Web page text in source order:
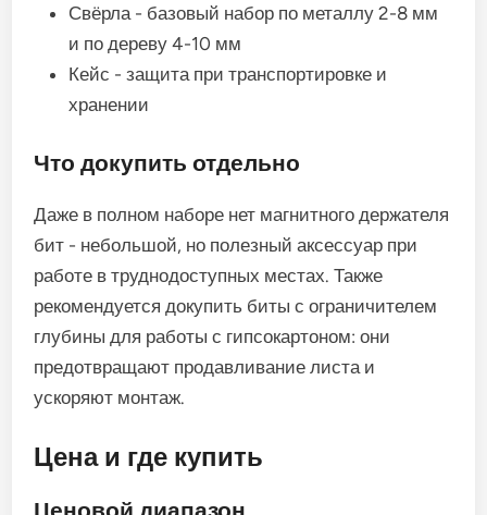
Свёрла - базовый набор по металлу 2-8 мм
и по дереву 4-10 мм
Кейс - защита при транспортировке и
хранении
Что докупить отдельно
Даже в полном наборе нет магнитного держателя
бит - небольшой, но полезный аксессуар при
работе в труднодоступных местах. Также
рекомендуется докупить биты с ограничителем
глубины для работы с гипсокартоном: они
предотвращают продавливание листа и
ускоряют монтаж.
Цена и где купить